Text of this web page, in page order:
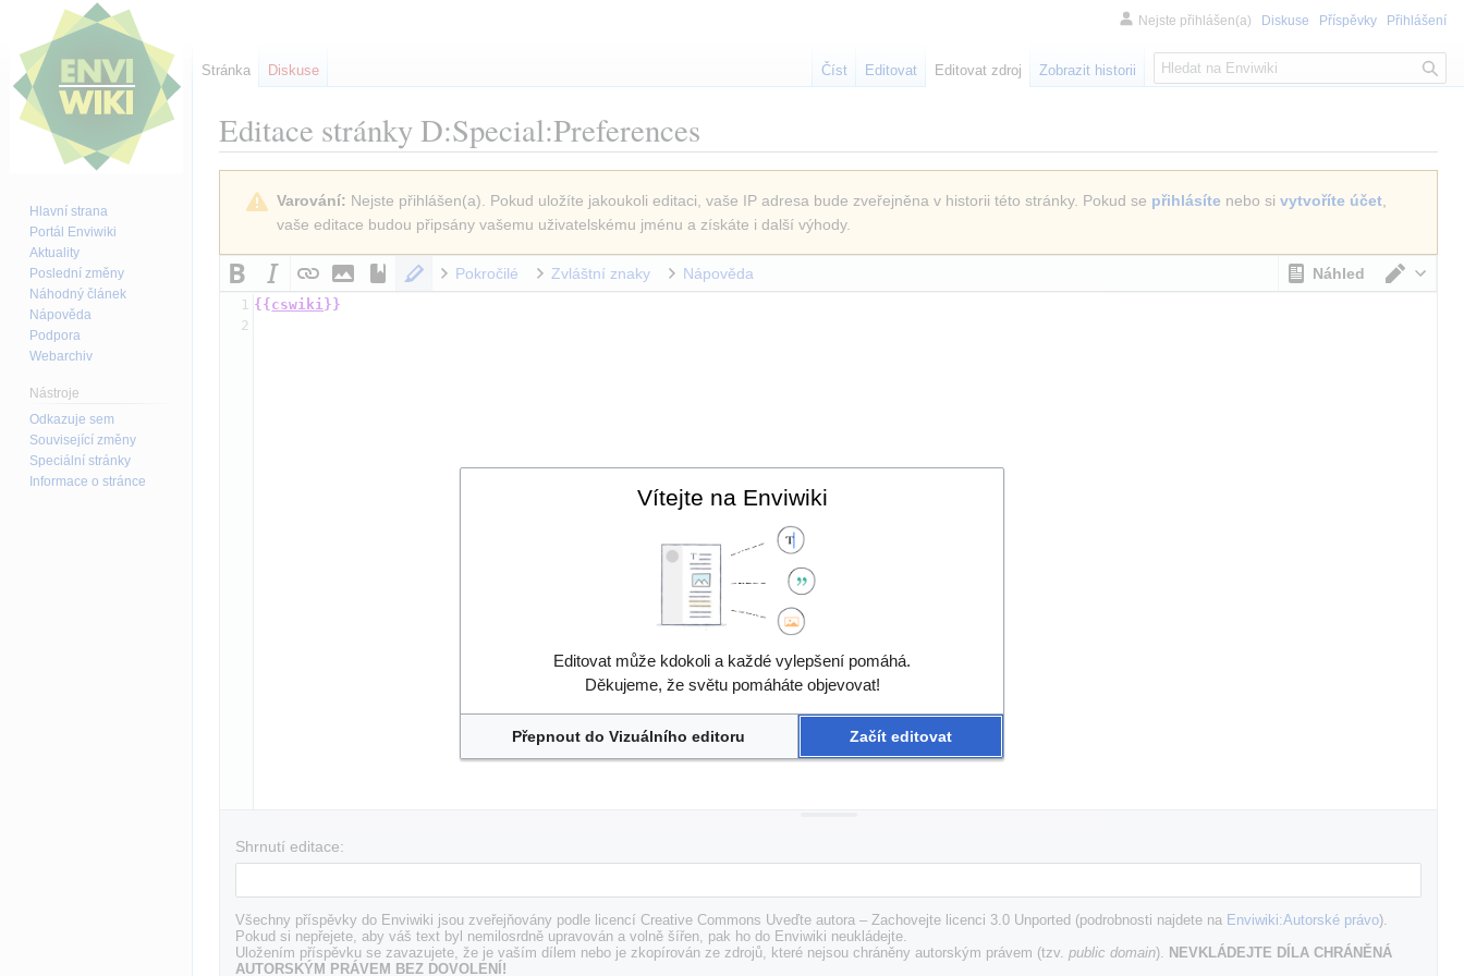
Editace stránkyD:Special:Preferences
vyhledávání
Varování: Nejste přihlášen(a). Pokud uložíte jakoukoli editaci, vaše IP adresa bude zveřejněna v historii této stránky. Pokud se přihlásíte nebo si vytvoříte účet,
vaše editace budou připsány vašemu uživatelskému jménu a získáte i další výhody.
Náhled
Pokročilé Zvláštní znaky Nápověda
1 {{ cswiki }}
2
Shrnutí editace:
Všechny příspěvky do Enviwiki jsou zveřejňovány podle licencí Creative Commons Uveďte autora – Zachovejte licenci 3.0 Unported (podrobnosti najdete na Enviwiki:Autorské právo).
Pokud si nepřejete, aby váš text byl nemilosrdně upravován a volně šířen, pak ho do Enviwiki neukládejte.
Uložením příspěvku se zavazujete, že je vaším dílem nebo je zkopírován ze zdrojů, které nejsou chráněny autorským právem (tzv. public domain). NEVKLÁDEJTE DÍLA CHRÁNĚNÁ
AUTORSKÝM PRÁVEM BEZ DOVOLENÍ!
Nejste přihlášen(a) Diskuse Příspěvky Přihlášení
Stránka Diskuse Číst Editovat Editovat zdroj Zobrazit historii
H
l
á
í
Hlavní strana
Portál Enviwiki
Aktuality
Poslední změny
Náhodný článek
Nápověda
Podpora
Webarchiv
Nástroje
Odkazuje sem
Související změny
Speciální stránky
Informace o stránce
Vítejte na Enviwiki
Editovat může kdokoli a každé vylepšení pomáhá.
Děkujeme, že světu pomáháte objevovat!
Přepnout do Vizuálního editoru Začít editovat